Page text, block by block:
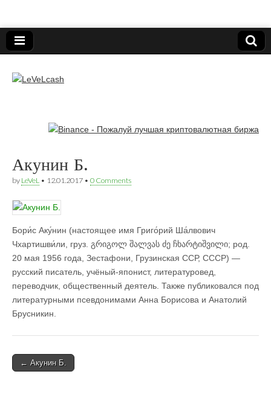
LeVeLcash
Акунин Б.
by LeVeL • 12.01.2017 • 0 Comments
Бори́с Аку́нин (настоящее имя Григо́рий Ша́лвович
Чхартишви́ли, груз. გრიგოლ შალვას ძე ჩხარტიშვილი; род.
20 мая 1956 года, Зестафони, Грузинская ССР, СССР) —
русский писатель, учёный-японист, литературовед,
переводчик, общественный деятель. Также публиковался под
литературными псевдонимами Анна Борисова и Анатолий
Брусникин.
Post
← Акунин Б.